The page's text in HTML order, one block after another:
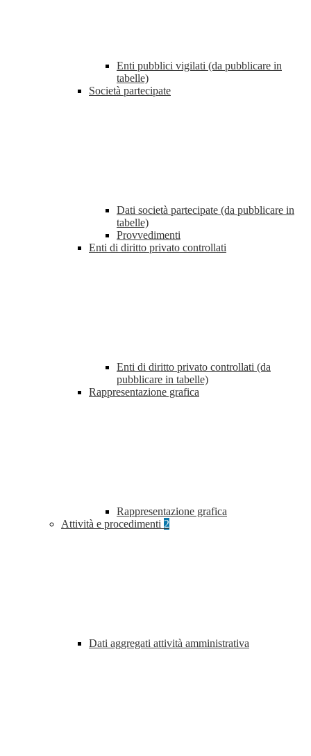
Enti pubblici vigilati (da pubblicare in
tabelle)
Società partecipate
Dati società partecipate (da pubblicare in
tabelle)
Provvedimenti
Enti di diritto privato controllati
Enti di diritto privato controllati (da
pubblicare in tabelle)
Rappresentazione grafica
Rappresentazione grafica
Attività e procedimenti 2
Dati aggregati attività amministrativa